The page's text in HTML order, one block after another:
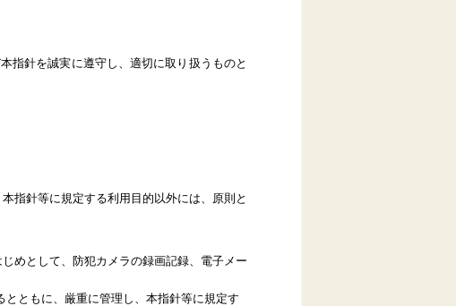
指針を誠実に遵守し、適切に取り扱うものと
指針等に規定する利用目的以外には、原則と
めとして、防犯カメラの録画記録、電子メー
ともに、厳重に管理し、本指針等に規定す